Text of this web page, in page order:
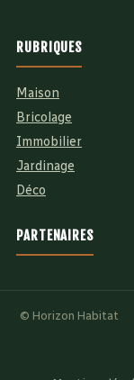
RUBRIQUES
Maison
Bricolage
Immobilier
Jardinage
Déco
PARTENAIRES
© Horizon Habitat